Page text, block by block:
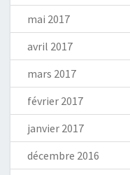
mai 2017
avril 2017
mars 2017
février 2017
janvier 2017
décembre 2016